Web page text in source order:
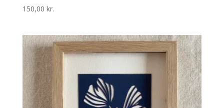
150,00 kr.